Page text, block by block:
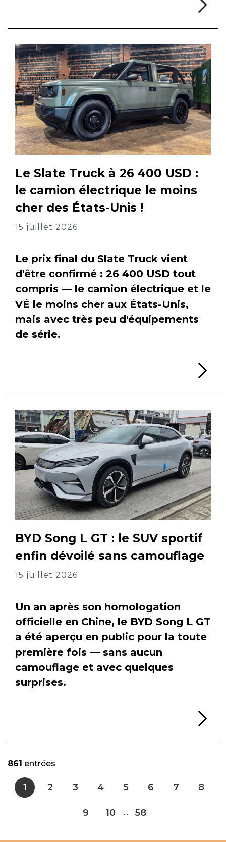
Le Slate Truck à 26 400 USD :
le camion électrique le moins
cher des États-Unis !
15 juillet 2026
Le prix final du Slate Truck vient
d'être confirmé : 26 400 USD tout
compris — le camion électrique et le
VÉ le moins cher aux États-Unis,
mais avec très peu d'équipements
de série.
BYD Song L GT : le SUV sportif
enfin dévoilé sans camouflage
15 juillet 2026
Un an après son homologation
officielle en Chine, le BYD Song L GT
a été aperçu en public pour la toute
première fois — sans aucun
camouflage et avec quelques
surprises.
861 entrées
1 2 3 4 5 6 7 8
9 10 ... 58